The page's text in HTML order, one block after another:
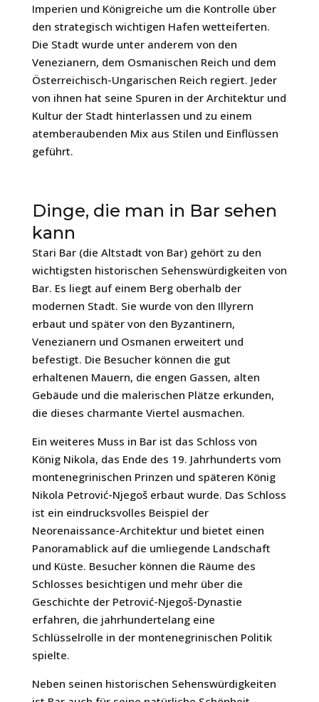
Imperien und Königreiche um die Kontrolle über
den strategisch wichtigen Hafen wetteiferten.
Die Stadt wurde unter anderem von den
Venezianern, dem Osmanischen Reich und dem
Österreichisch-Ungarischen Reich regiert. Jeder
von ihnen hat seine Spuren in der Architektur und
Kultur der Stadt hinterlassen und zu einem
atemberaubenden Mix aus Stilen und Einflüssen
geführt.
Dinge, die man in Bar sehen
kann
Stari Bar (die Altstadt von Bar) gehört zu den
wichtigsten historischen Sehenswürdigkeiten von
Bar. Es liegt auf einem Berg oberhalb der
modernen Stadt. Sie wurde von den Illyrern
erbaut und später von den Byzantinern,
Venezianern und Osmanen erweitert und
befestigt. Die Besucher können die gut
erhaltenen Mauern, die engen Gassen, alten
Gebäude und die malerischen Plätze erkunden,
die dieses charmante Viertel ausmachen.
Ein weiteres Muss in Bar ist das Schloss von
König Nikola, das Ende des 19. Jahrhunderts vom
montenegrinischen Prinzen und späteren König
Nikola Petrović-Njegoš erbaut wurde. Das Schloss
ist ein eindrucksvolles Beispiel der
Neorenaissance-Architektur und bietet einen
Panoramablick auf die umliegende Landschaft
und Küste. Besucher können die Räume des
Schlosses besichtigen und mehr über die
Geschichte der Petrović-Njegoš-Dynastie
erfahren, die jahrhundertelang eine
Schlüsselrolle in der montenegrinischen Politik
spielte.
Neben seinen historischen Sehenswürdigkeiten